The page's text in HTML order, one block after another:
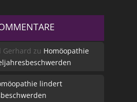
Gerhard zu Homöopathie
lindert